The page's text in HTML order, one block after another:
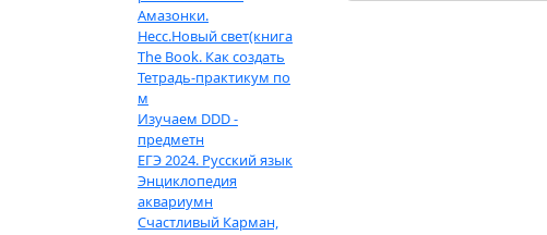
Амазонки.
Несс.Новый свет(книга
The Book. Как создать
Тетрадь-практикум по
м
Изучаем DDD -
предметн
ЕГЭ 2024. Русский язык
Энциклопедия
аквариумн
Счастливый Карман,